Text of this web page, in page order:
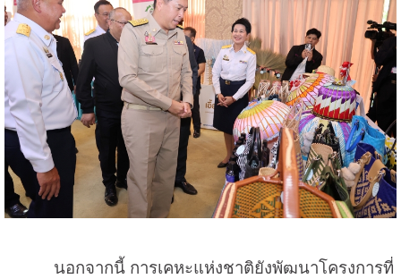
นอกจากนี้ การเคหะแห่งชาติยังพัฒนาโครงการที่